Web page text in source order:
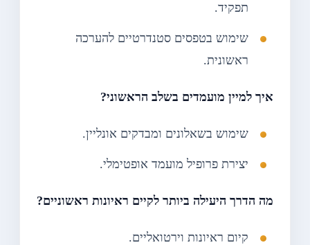
תפקיד.
שימוש בטפסים סטנדרטיים להערכה
ראשונית.
איך למיין מועמדים בשלב הראשוני?
שימוש בשאלונים ומבדקים אונליין.
יצירת פרופיל מועמד אופטימלי.
מה הדרך היעילה ביותר לקיים ראיונות ראשוניים?
קיום ראיונות וירטואליים.